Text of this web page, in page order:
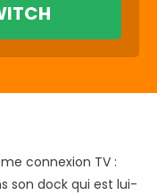
connexion TV :
son dock qui est lui-